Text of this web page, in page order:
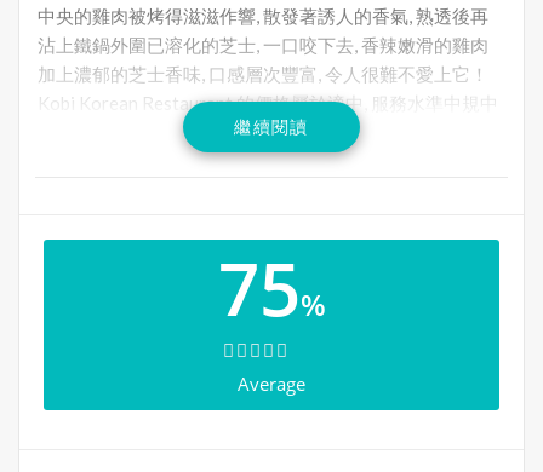
中央的雞肉被烤得滋滋作響, 散發著誘人的香氣, 熟透後再
沾上鐵鍋外圍已溶化的芝士, 一口咬下去, 香辣嫩滑的雞肉
加上濃郁的芝士香味, 口感層次豐富, 令人很難不愛上它！
Kobi Korean Restaurant 的價格屬於適中, 服務水準中規中
矩, 店外有免費停車場。
http://www.kobikoreanbbq.com/
繼續閱讀
75%
Average